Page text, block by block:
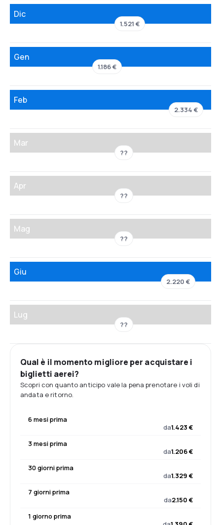
Dic
1.521 €
Gen
1.186 €
Feb
2.334 €
Mar
??
Apr
??
Mag
??
Giu
2.220 €
Lug
??
Qual è il momento migliore per acquistare i
biglietti aerei?
Scopri con quanto anticipo vale la pena prenotare i voli di
andata e ritorno.
6 mesi prima
da1.423 €
3 mesi prima
da1.206 €
30 giorni prima
da1.329 €
7 giorni prima
da2.150 €
1 giorno prima